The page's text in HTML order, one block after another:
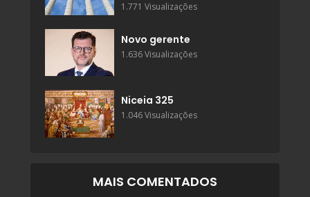
1.771 Visualizações
Novo gerente
1.636 Visualizações
Niceia 325
1.046 Visualizações
MAIS COMENTADOS